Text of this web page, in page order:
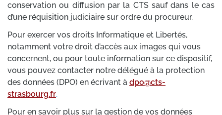
conservation ou diffusion par la CTS sauf dans le cas
d’une réquisition judiciaire sur ordre du procureur.
Pour exercer vos droits Informatique et Libertés,
notamment votre droit d’accès aux images qui vous
concernent, ou pour toute information sur ce dispositif,
vous pouvez contacter notre délégué à la protection
des données (DPO) en écrivant à dpo@cts-
strasbourg.fr.
Pour en savoir plus sur la gestion de vos données